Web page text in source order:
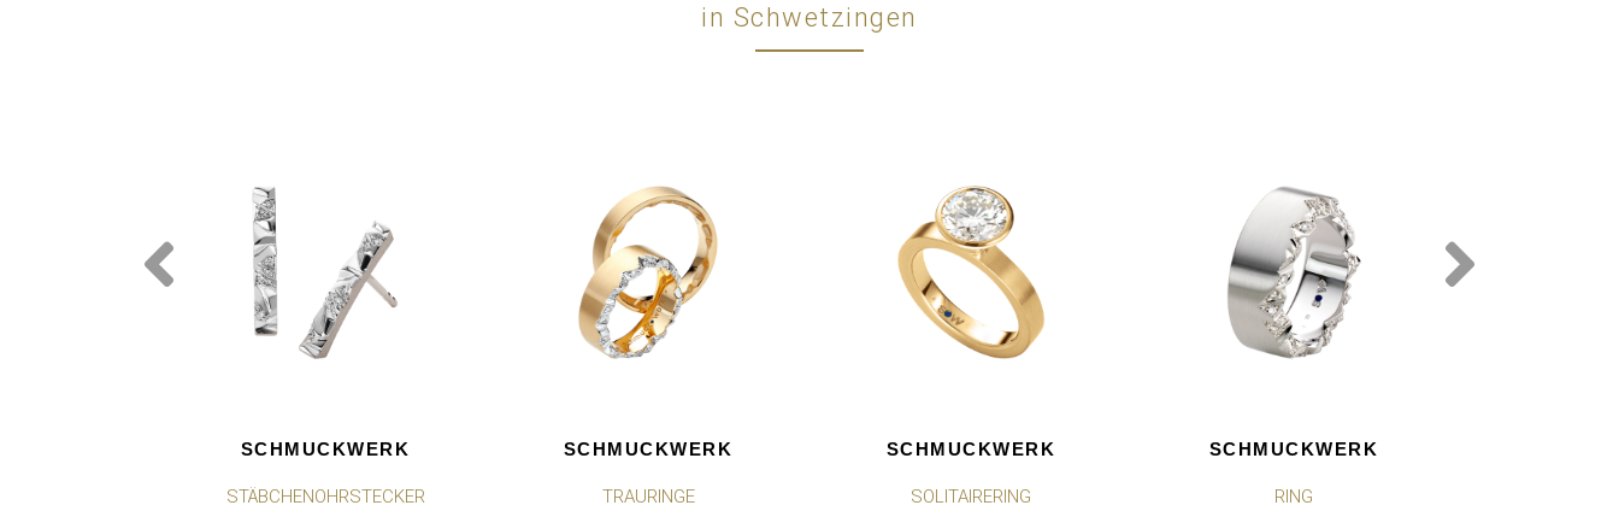
in Schwetzingen
SCHMUCKWERK
STÄBCHENOHRSTECKER
SCHMUCKWERK
TRAURINGE
SCHMUCKWERK
SOLITAIRERING
SCHMUCKWERK
RING